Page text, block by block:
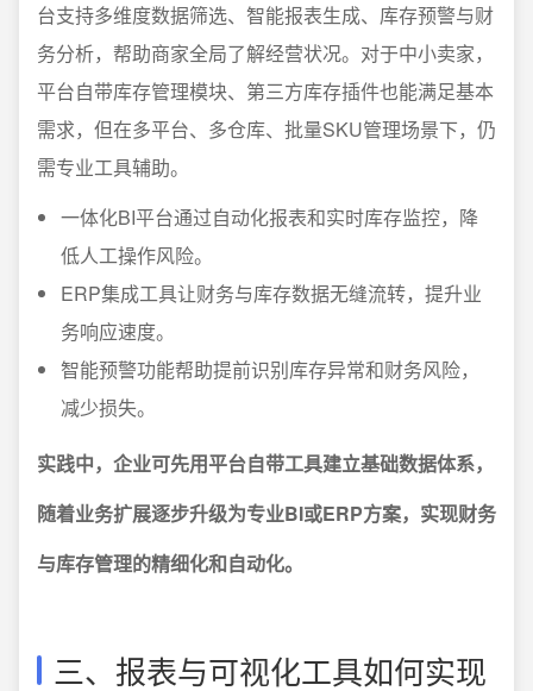
台支持多维度数据筛选、智能报表生成、库存预警与财
务分析，帮助商家全局了解经营状况。对于中小卖家，
平台自带库存管理模块、第三方库存插件也能满足基本
需求，但在多平台、多仓库、批量SKU管理场景下，仍
需专业工具辅助。
一体化BI平台通过自动化报表和实时库存监控，降
低人工操作风险。
ERP集成工具让财务与库存数据无缝流转，提升业
务响应速度。
智能预警功能帮助提前识别库存异常和财务风险，
减少损失。
实践中，企业可先用平台自带工具建立基础数据体系，
随着业务扩展逐步升级为专业BI或ERP方案，实现财务
与库存管理的精细化和自动化。
三、报表与可视化工具如何实现